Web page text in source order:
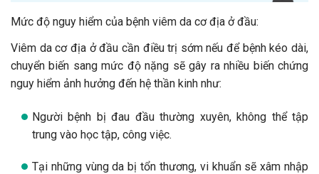
Mức độ nguy hiểm của bệnh viêm da cơ địa ở đầu:
Viêm da cơ địa ở đầu cần điều trị sớm nếu để bệnh kéo dài,
chuyển biến sang mức độ nặng sẽ gây ra nhiều biến chứng
nguy hiểm ảnh hưởng đến hệ thần kinh như:
Người bệnh bị đau đầu thường xuyên, không thể tập
trung vào học tập, công việc.
Tại những vùng da bị tổn thương, vi khuẩn sẽ xâm nhập